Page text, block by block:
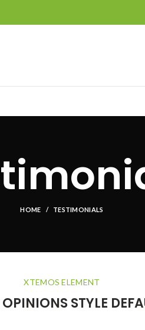
HOME TESTIMONIALS
XTEMOS ELEMENT
OPINIONS STYLE